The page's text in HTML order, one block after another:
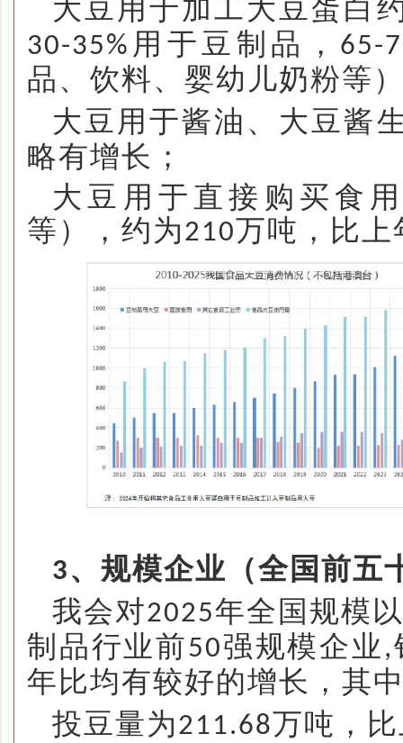
大豆用于加工大豆蛋白
30-35% 用于豆制品， 65-
品、饮料、婴幼儿奶粉等
大豆用于酱油、大豆酱
略有增长；
大豆用于直接购买食
等），约为210万吨，比上
3、规模企业（全国前五
我会对2025年全国规模
制品行业前50强规模企业,
年比均有较好的增长，其
投豆量为211.68万吨，